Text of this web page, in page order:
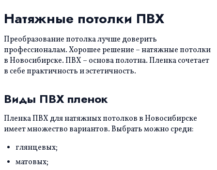
Натяжные потолки ПВХ
Преобразование потолка лучше доверить
профессионалам. Хорошее решение – натяжные потолки
в Новосибирске. ПВХ – основа полотна. Пленка сочетает
в себе практичность и эстетичность.
Виды ПВХ пленок
Пленка ПВХ для натяжных потолков в Новосибирске
имеет множество вариантов. Выбрать можно среди:
глянцевых;
матовых;